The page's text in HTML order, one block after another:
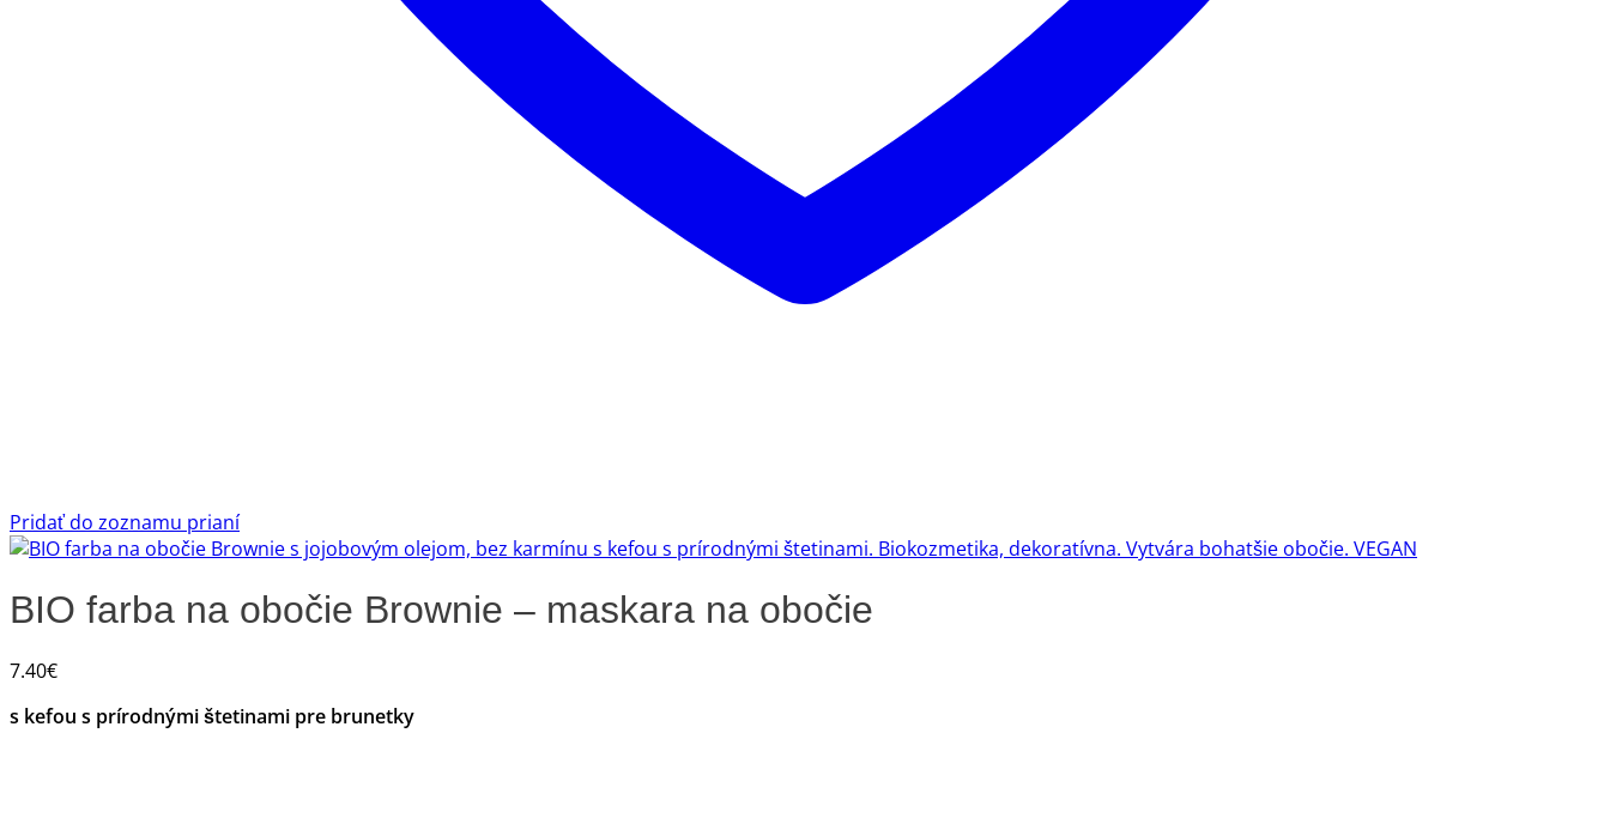
Pridať do zoznamu prianí
BIO farba na obočie Brownie – maskara na obočie
7.40€
s kefou s prírodnými štetinami pre brunetky